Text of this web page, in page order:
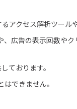
クセス解析ツール
広告の表示回数や
ております。
できません。